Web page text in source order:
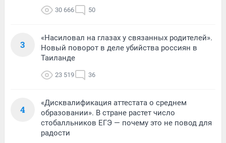
30 666 50
3
«Насиловал на глазах у связанных родителей».
Новый поворот в деле убийства россиян в
Таиланде
23 519 36
4
«Дисквалификация аттестата о среднем
образовании». В стране растет число
стобалльников ЕГЭ — почему это не повод для
радости